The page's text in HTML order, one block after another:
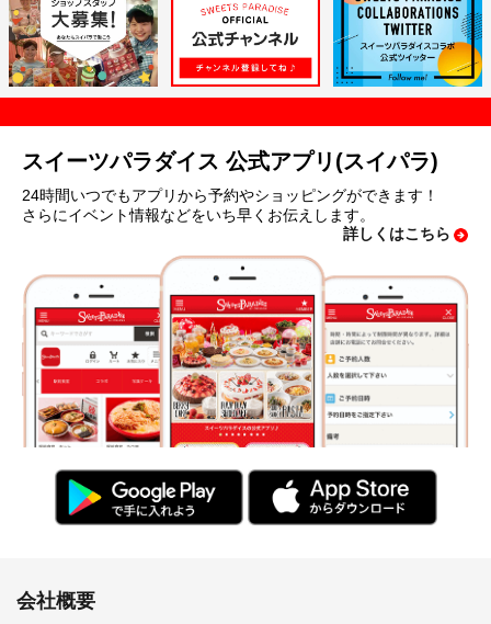
スイーツパラダイス 公式アプリ(スイパラ)
24時間いつでもアプリから予約やショッピングができます！
さらにイベント情報などをいち早くお伝えします。
詳しくはこちら
会社概要